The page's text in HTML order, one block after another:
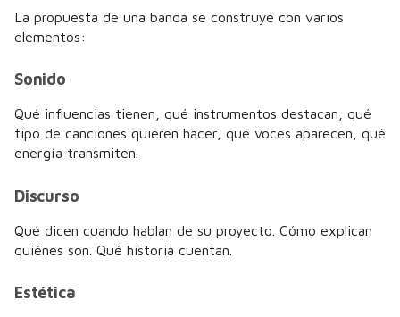
La propuesta de una banda se construye con varios
elementos:
Sonido
Qué influencias tienen, qué instrumentos destacan, qué
tipo de canciones quieren hacer, qué voces aparecen, qué
energía transmiten.
Discurso
Qué dicen cuando hablan de su proyecto. Cómo explican
quiénes son. Qué historia cuentan.
Estética